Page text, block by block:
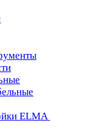
ELMA